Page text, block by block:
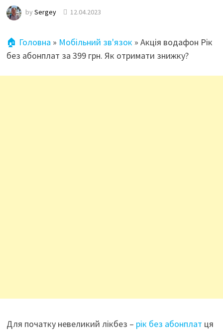
by Sergey 12.04.2023
🏠 Головна » Мобільний зв'язок » Акція водафон Рік
без абонплат за 399 грн. Як отримати знижку?
Для початку невеликий лікбез – рік без абонплат ця